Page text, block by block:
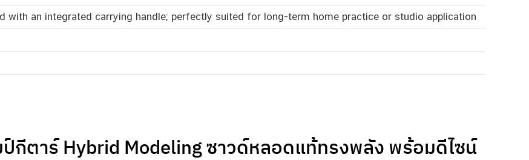
with an integrated carrying handle; perfectly suited for long-term home practice or studio application
ป์กีตาร์ Hybrid Modeling ซาวด์หลอดแท้ทรงพลัง พร้อมดีไซน์